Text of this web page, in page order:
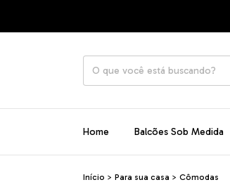
Home Balcões Sob Medida
Início > Para sua casa > Cômodas